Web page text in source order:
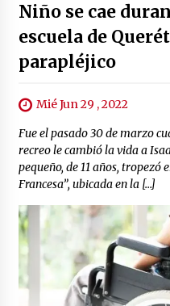
Niño se cae
escuela de
parapléjico
Mié Jun 29 , 2022
Fue el pasado 30 de marzo
recreo le cambió la vida a
pequeño, de 11 años, tropezó
Francesa”, ubicada en la […]